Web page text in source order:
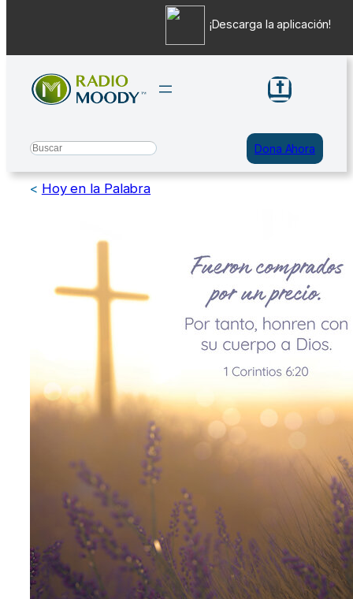
contenido
Search Dona Ahora
< Hoy en la Palabra
¡Descarga la aplicación!